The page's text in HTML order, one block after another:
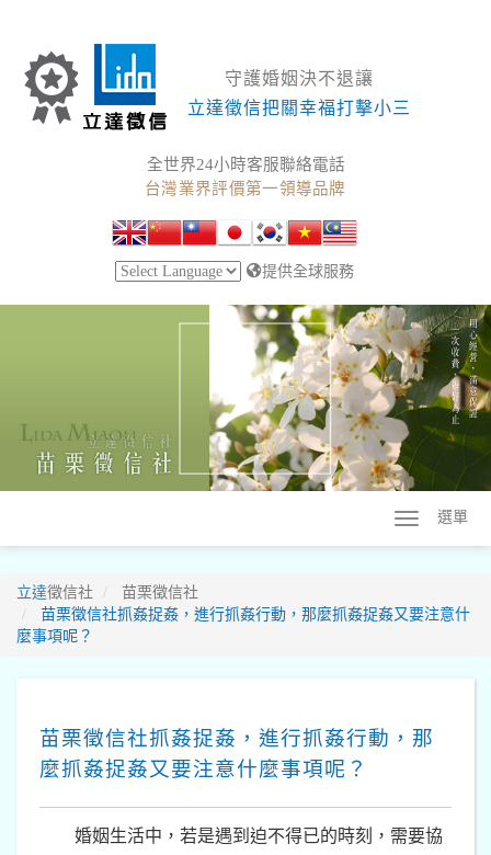
守護婚姻決不退讓
立達徵信把關幸福打擊小三
全世界24小時客服聯絡電話
台灣業界評價第一領導品牌
提供全球服務
選單
立達徵信社
苗栗徵信社
苗栗徵信社抓姦捉姦，進行抓姦行動，那麼抓姦捉姦又要注意什
麼事項呢？
苗栗徵信社抓姦捉姦，進行抓姦行動，那
麼抓姦捉姦又要注意什麼事項呢？
婚姻生活中，若是遇到迫不得已的時刻，需要協